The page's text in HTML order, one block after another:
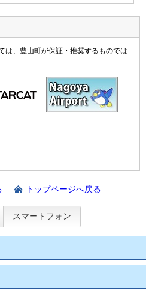
は、豊山町が保証・推奨するものでは
トップページへ戻る
スマートフォン